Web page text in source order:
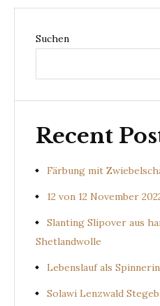
Suchen
Recent
Färbung mit
12 von 12 November
Slanting Slipover aus
Shetlandwolle
Lebenslauf als
Solawi Lenzwald